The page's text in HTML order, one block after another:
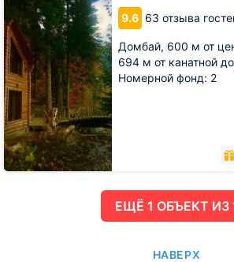
9.6 63 отзыва
Домбай, 600 м от
694 м от канатной
Номерной фонд: 2
лесу
ЕЩË 1 ОБЪЕКТ ИЗ
НАВЕРХ